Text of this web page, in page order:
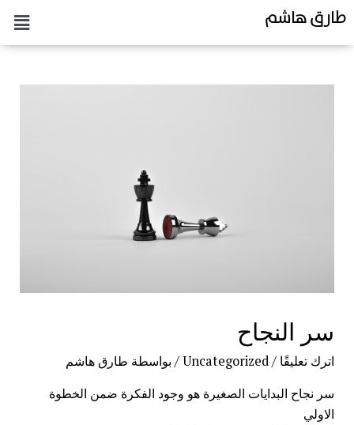
طارق هاشم
سر النجاح
اترك تعليقًا /
Uncategorized/ بواسطة طارق هاشم
سر نجاح البدايات الصغيرة هو وجود الفكرة ضمن الخطوة
الاولي